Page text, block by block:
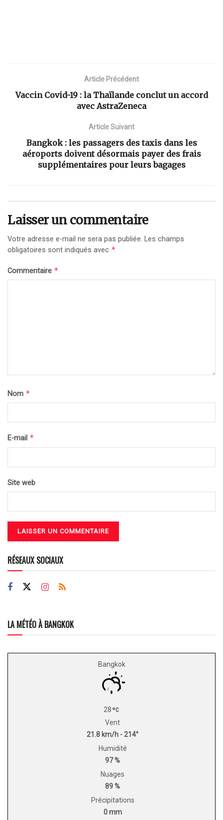
Article Précédent
Vaccin Covid-19 : la Thaïlande conclut un accord
avec AstraZeneca
Article Suivant
Bangkok : les passagers des taxis dans les
aéroports doivent désormais payer des frais
supplémentaires pour leurs bagages
Laisser un commentaire
Votre adresse e-mail ne sera pas publiée. Les champs
obligatoires sont indiqués avec *
Commentaire *
Nom *
E-mail *
Site web
RÉSEAUX SOCIAUX
LA MÉTÉO À BANGKOK
Bangkok
28
Vent
21.8 km/h - 214°
Humidité
97 %
Nuages
89 %
Précipitations
0 mm